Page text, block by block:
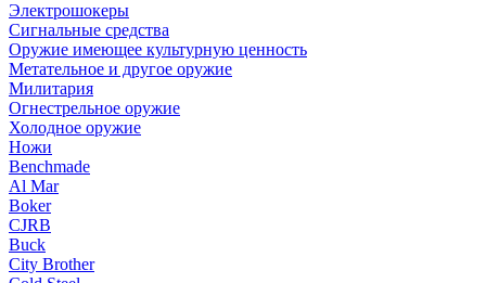
Электрошокеры
Сигнальные средства
Оружие имеющее культурную ценность
Метательное и другое оружие
Милитария
Огнестрельное оружие
Холодное оружие
Ножи
Benchmade
Al Mar
Boker
CJRB
Buck
City Brother